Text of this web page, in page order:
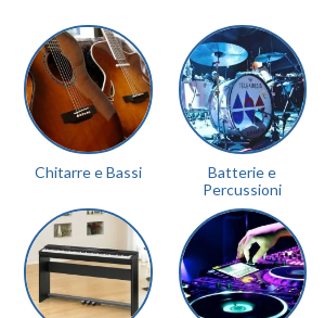
Chitarre e Bassi
Batterie e
Percussioni